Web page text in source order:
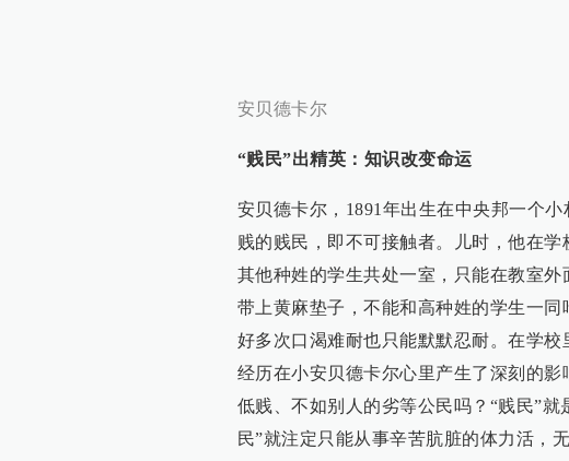
安贝德卡尔
“贱民”出精英：知识改变命运
安贝德卡尔，1891年出生在中央邦一个
贱的贱民，即不可接触者。儿时，他在
其他种姓的学生共处一室，只能在教室
带上黄麻垫子，不能和高种姓的学生一
好多次口渴难耐也只能默默忍耐。在学
经历在小安贝德卡尔心里产生了深刻的
低贱、不如别人的劣等公民吗？“贱民”
民”就注定只能从事辛苦肮脏的体力活，